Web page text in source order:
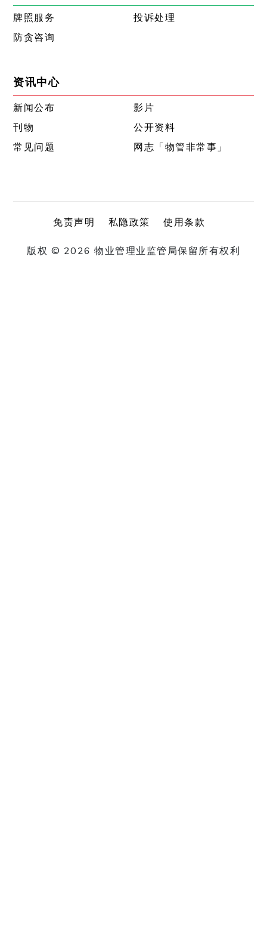
牌照服务
投诉处理
防贪咨询
资讯中心
新闻公布
影片
刊物
公开资料
常见问题
网志「物管非常事」
免责声明 私隐政策 使用条款
版权 © 2026 物业管理业监管局保留所有权利